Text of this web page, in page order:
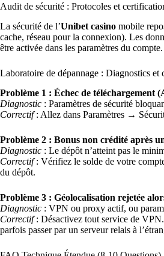
Audit de sécurité : Protocoles et
La sécurité de l’Unibet casino mobile
cache, réseau pour la connexion). Les
être activée dans les paramètres du
Laboratoire de dépannage : Diagnostics et
Problème 1 : Échec de téléchargement
Diagnostic : Paramètres de sécurité
Correctif: Allez dans Paramètres →
Problème 2 : Bonus non crédité après
Diagnostic : Le dépôt n’atteint pas le
Correctif: Vérifiez le solde de votre
du dépôt.
Problème 3 : Géolocalisation rejetée
Diagnostic : VPN ou proxy actif, ou
Correctif: Désactivez tout service de
parfois passer par un serveur relais à